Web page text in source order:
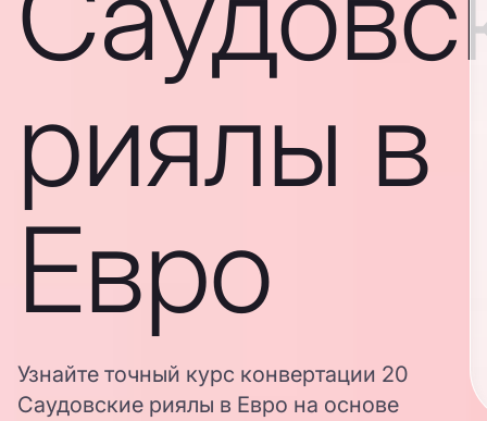
риялы в
Евро
Узнайте точный курс конвертации 20
Саудовские риялы в Евро на основе